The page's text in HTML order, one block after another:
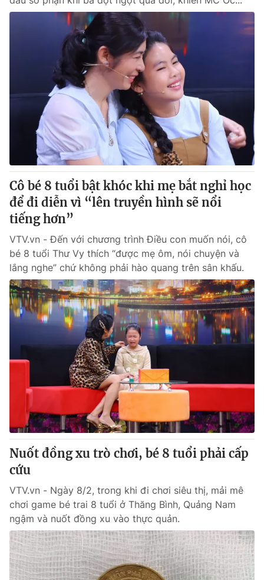
Cô bé 8 tuổi bật khóc khi mẹ bắt nghỉ học
để đi diễn vì “lên truyền hình sẽ nổi
tiếng hơn”
VTV.vn - Đến với chương trình Điều con muốn nói, cô
bé 8 tuổi Thư Vy thích “được mẹ ôm, nói chuyện và
lắng nghe” chứ không phải hào quang trên sân khấu.
Nuốt đồng xu trò chơi, bé 8 tuổi phải cấp
cứu
VTV.vn - Ngày 8/2, trong khi đi chơi siêu thị, mải mê
chơi game bé trai 8 tuổi ở Thăng Bình, Quảng Nam
ngậm và nuốt đồng xu vào thực quản.